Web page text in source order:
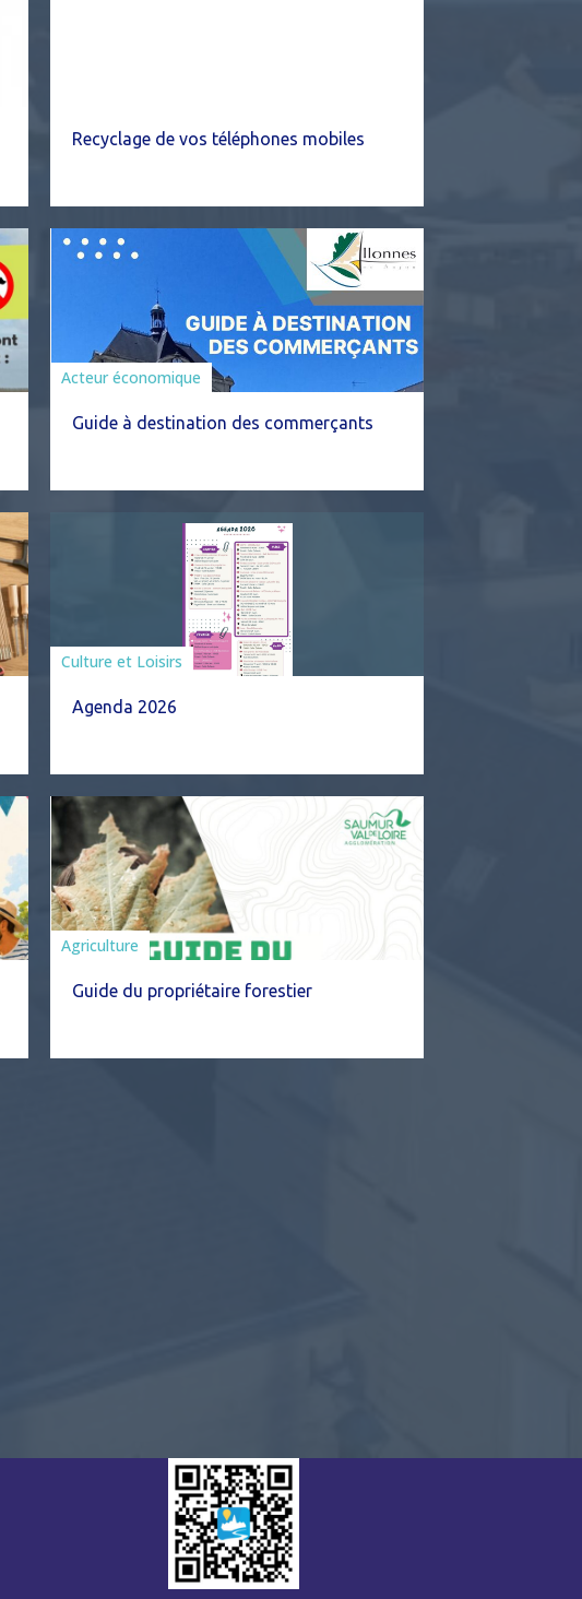
Recyclage de vos téléphones mobiles
Acteur économique
Guide à destination des commerçants
Associations
Culture et Loisirs
Agenda 2026
Agriculture
Guide du propriétaire forestier